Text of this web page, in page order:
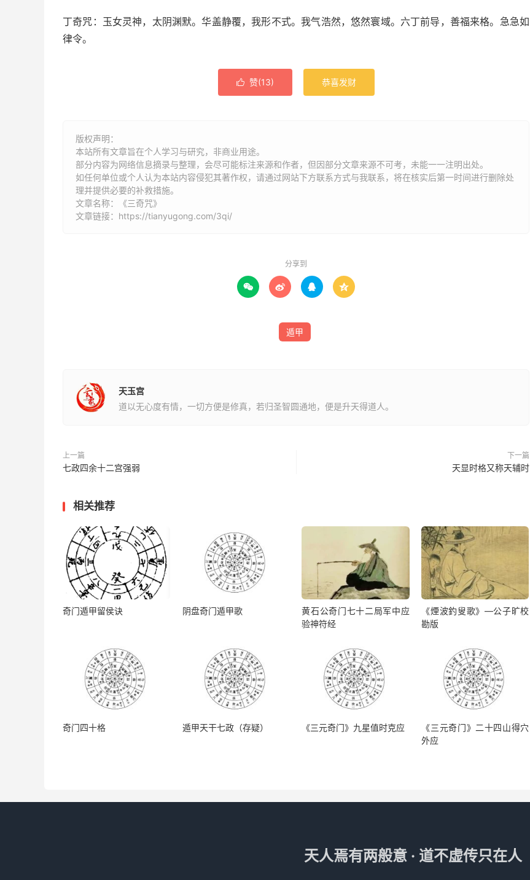
丁奇咒：玉女灵神，太阴渊默。华盖静覆，我形不式。我气浩然，悠然寰域。六丁前导，善福来格。急急如
律令。
 赞(13) 恭喜发财
版权声明：
本站所有文章旨在个人学习与研究，非商业用途。
部分内容为网络信息摘录与整理，会尽可能标注来源和作者，但因部分文章来源不可考，未能一一注明出处。
如任何单位或个人认为本站内容侵犯其著作权，请通过网站下方联系方式与我联系​​，将在核实后第一时间进行删除处
理并提供必要的补救措施。
文章名称：《三奇咒》
文章链接： https://tianyugong.com/3qi/
分享到
   
遁甲
天玉宫
道以无心度有情，一切方便是修真，若归圣智圆通地，便是升天得道人。
上一篇
七政四余十二宫强弱
下一篇
天显时格又称天辅时
相关推荐
奇门遁甲留侯诀 阴盘奇门遁甲歌
黄石公奇门七十二局军中应
验神符经
《煙波釣叟歌》—公子旷校
勘版
奇门四十格 遁甲天干七政（存疑） 《三元奇门》九星值时克应
《三元奇门》二十四山得穴
外应
天人焉有两般意 · 道不虚传只在人